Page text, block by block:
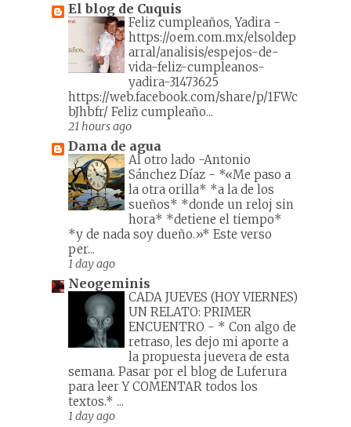
El blog de Cuquis
Feliz cumpleaños, Yadira -
https://oem.com.mx/elsoldep
arral/analisis/espejos-de-
vida-feliz-cumpleanos-
yadira-31473625
https://web.facebook.com/share/p/1FWc
bJhbfr/ Feliz cumpleaño...
21 hours ago
Dama de agua
Al otro lado -Antonio
Sánchez Díaz - *«Me paso a
la otra orilla* *a la de los
sueños* *donde un reloj sin
hora* *detiene el tiempo*
*y de nada soy dueño.»* Este verso
per...
1 day ago
Neogeminis
CADA JUEVES (HOY VIERNES)
UN RELATO: PRIMER
ENCUENTRO - * Con algo de
retraso, les dejo mi aporte a
la propuesta juevera de esta
semana. Pasar por el blog de Luferura
para leer Y COMENTAR todos los
textos.* ...
1 day ago